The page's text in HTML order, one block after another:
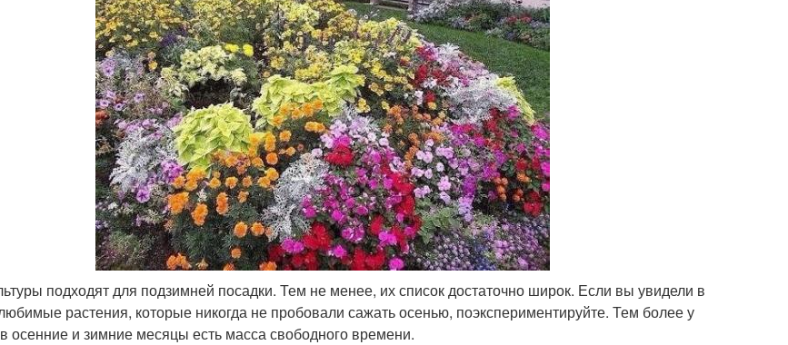
подходят для подзимней посадки. Тем не менее, их список достаточно широк. Если вы увидели в
растения, которые никогда не пробовали сажать осенью, поэкспериментируйте. Тем более у
осенние и зимние месяцы есть масса свободного времени.